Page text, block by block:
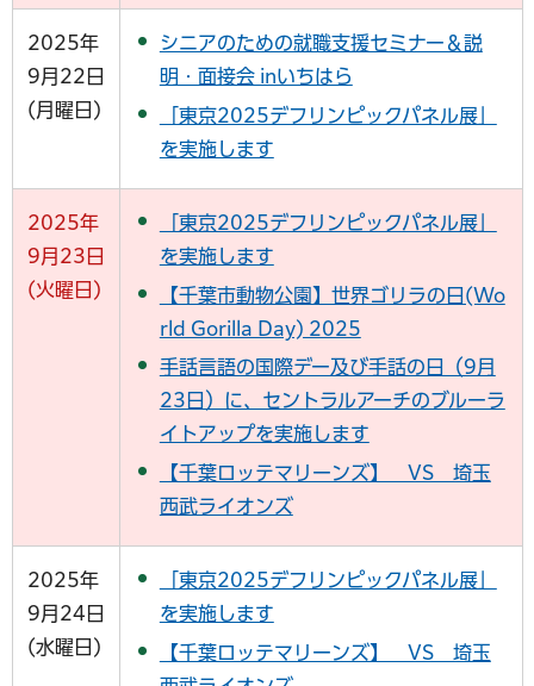
2025年
9月22日
(月曜日)
シニアのための就職支援セミナー＆説
明・面接会 inいちはら
「東京2025デフリンピックパネル展」
を実施します
2025年
9月23日
(火曜日)
「東京2025デフリンピックパネル展」
を実施します
【千葉市動物公園】世界ゴリラの日(Wo
rld Gorilla Day) 2025
手話言語の国際デー及び手話の日（9月
23日）に、セントラルアーチのブルーラ
イトアップを実施します
【千葉ロッテマリーンズ】 VS 埼玉
西武ライオンズ
2025年
9月24日
(水曜日)
「東京2025デフリンピックパネル展」
を実施します
【千葉ロッテマリーンズ】 VS 埼玉